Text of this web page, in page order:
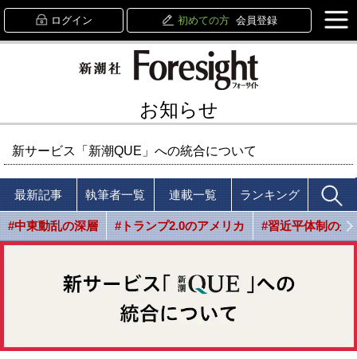
ログイン 初めての方 会員登録
お知らせ
新サービス「新潮QUE」への統合について
最新記事 執筆者一覧 連載一覧 ランキング
#中東動乱の深層 #トランプ2.0のアメリカ #習近平体制の光